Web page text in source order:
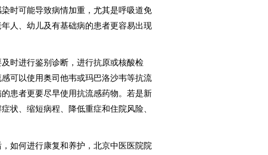
时可能导致病情加重，尤其是呼吸道免
人、幼儿及有基础病的患者更容易出现
进行鉴别诊断，进行抗原或核酸检
可以使用奥司他韦或玛巴洛沙韦等抗流
患者更要尽早使用抗流感药物。若是新
状、缩短病程、降低重症和住院风险、
何进行康复和养护，北京中医医院院